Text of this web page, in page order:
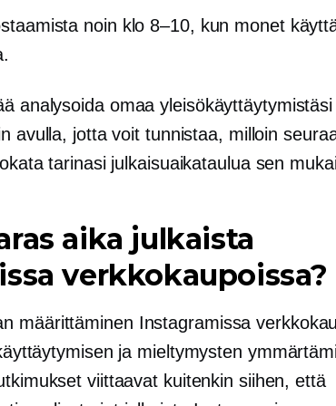
noin klo 8–10, kun monet
analysoida omaa yleisökäyttäytymistäsi
avulla, jotta voit tunnistaa, milloin
tarinasi julkaisuaikataulua sen
aika julkaista
verkkokaupoissa?
määrittäminen Instagramissa
ja mieltymysten
viittaavat kuitenkin siihen, että